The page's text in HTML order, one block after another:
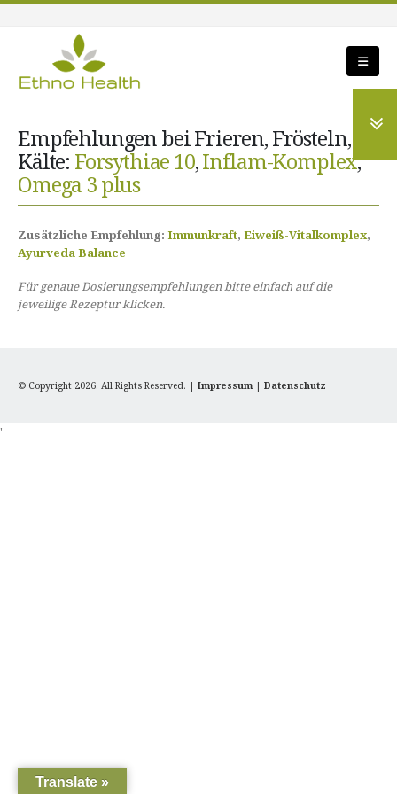
Empfehlungen bei Frieren, Frösteln,
Kälte: Forsythiae 10,Inflam-Komplex,
Omega 3 plus
Zusätzliche Empfehlung: Immunkraft, Eiweiß-Vitalkomplex,
Ayurveda Balance
Für genaue Dosierungsempfehlungen bitte einfach auf die
jeweilige Rezeptur klicken.
© Copyright 2026. All Rights Reserved. | Impressum | Datenschutz
'
Translate »